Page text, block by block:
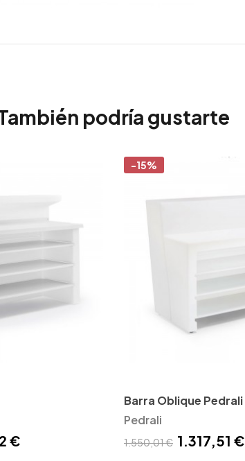
podría gustarte
€
-15%
Barra Oblique Pedrali
Pedrali
1.550,01 € 1.317,51 €